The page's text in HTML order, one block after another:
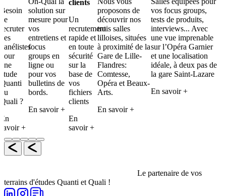
Besoin
de
recruter
des
panélistes
pour
une
étude
Quanti
ou
Quali ?
En
savoir +
solution sur
mesure pour
vos
entretiens et
focus
groups en
ligne ou
pour vos
bulletins de
bords.
En savoir +
clients
Un
recrutement
rapide et
en toute
sécurité
sur la
base de
vos
fichiers
clients
En
savoir +
proposons de
découvrir nos
trois salles
lilloises, situées
à proximité de la
Gare de Lille-
Flandres:
Comtesse,
Opéra et Beaux-
Arts.
En savoir +
vos focus groups,
tests de produits,
interviews... Avec
une vue imprenable
sur l’Opéra Garnier
et une localisation
idéale, à deux pas de
la gare Saint-Lazare
En savoir +
Le partenaire de vos
terrains d'études Quanti et Quali !